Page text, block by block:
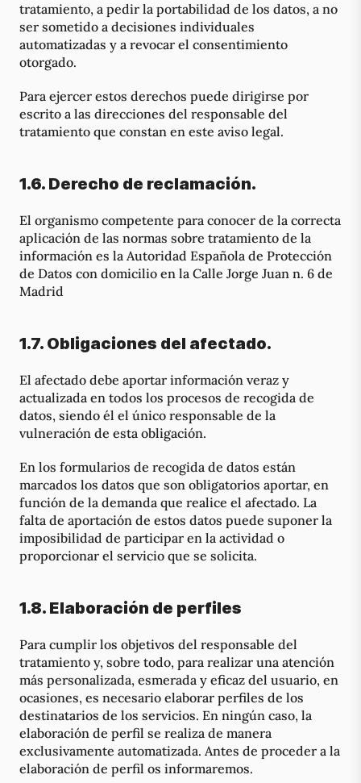
tratamiento, a pedir la portabilidad de los datos, a no
ser sometido a decisiones individuales
automatizadas y a revocar el consentimiento
otorgado.
Para ejercer estos derechos puede dirigirse por
escrito a las direcciones del responsable del
tratamiento que constan en este aviso legal.
1.6. Derecho de reclamación.
El organismo competente para conocer de la correcta
aplicación de las normas sobre tratamiento de la
información es la Autoridad Española de Protección
de Datos con domicilio en la Calle Jorge Juan n. 6 de
Madrid
1.7. Obligaciones del afectado.
El afectado debe aportar información veraz y
actualizada en todos los procesos de recogida de
datos, siendo él el único responsable de la
vulneración de esta obligación.
En los formularios de recogida de datos están
marcados los datos que son obligatorios aportar, en
función de la demanda que realice el afectado. La
falta de aportación de estos datos puede suponer la
imposibilidad de participar en la actividad o
proporcionar el servicio que se solicita.
1.8. Elaboración de perfiles
Para cumplir los objetivos del responsable del
tratamiento y, sobre todo, para realizar una atención
más personalizada, esmerada y eficaz del usuario, en
ocasiones, es necesario elaborar perfiles de los
destinatarios de los servicios. En ningún caso, la
elaboración de perfil se realiza de manera
exclusivamente automatizada. Antes de proceder a la
elaboración de perfil os informaremos.